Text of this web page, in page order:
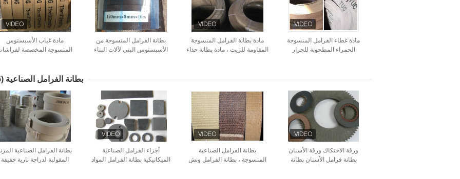
مادة غياب الأسبستوس
المنسوجة المخصصة
بطانة الفرامل المنسوجة من
الأسبستوس البني لآلات البناء
مادة بطانة الفرامل المنسوجة
المقاومة للزيت ، مادة بطانة حذاء
مادة غطاء الفرامل المنسوجة
الحمراء المطحونة للجرار
بطانة الفرامل الصناعية (25)
بطانة الفرامل الصناعية
المقولبة لدراجة نارية خفيفة
أجزاء الفرامل الصناعية
الميكانيكية بطانة الفرامل المواد
بطانة الفرامل الصناعية
المنسوجة ، بطانة الفرامل ونش
ورقة الاحتكاك ورقة الأسنان
بطانة فرامل الأسنان بطانة